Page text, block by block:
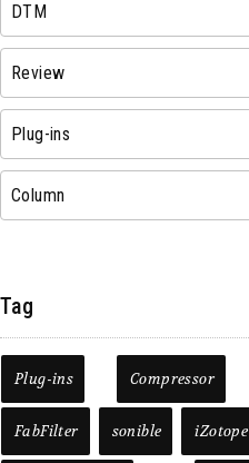
DTM
Review
Plug-ins
Column
Tag
Plug-ins Compressor
FabFilter sonible iZotope